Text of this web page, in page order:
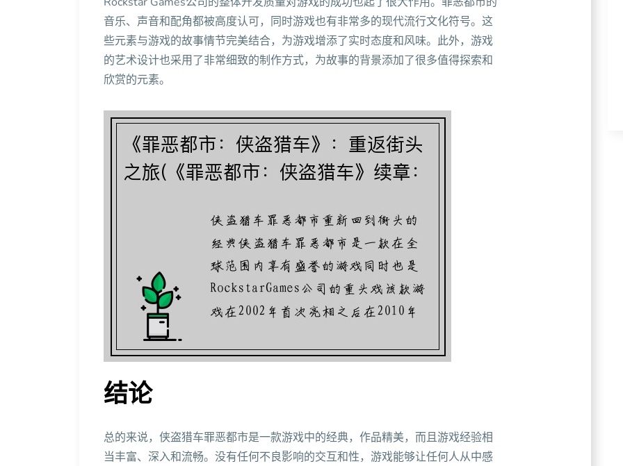
音乐、声音和配角都被高度认可，同时游戏也有非常多的现代流行文化符号。这
些元素与游戏的故事情节完美结合，为游戏增添了实时态度和风味。此外，游戏
的艺术设计也采用了非常细致的制作方式，为故事的背景添加了很多值得探索和
欣赏的元素。
结论
总的来说，侠盗猎车罪恶都市是一款游戏中的经典，作品精美，而且游戏经验相
当丰富、深入和流畅。没有任何不良影响的交互和性，游戏能够让任何人从中感